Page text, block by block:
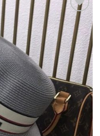
Add to
wishlist